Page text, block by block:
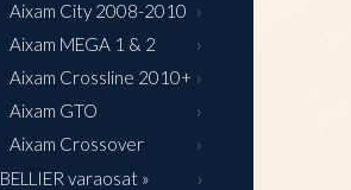
Aixam City 2008-2010
Aixam MEGA 1 & 2
Aixam Crossline 2010+
Aixam GTO
Aixam Crossover
BELLIER varaosat »